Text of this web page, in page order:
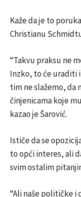
Kaže da je to
Christianu
“Takvu praksu ne
Inzko, to će uraditi
tim ne slažemo, da
činjenicama koje
kazao je Šarović.
Ističe da se
to opći interes, ali
svim ostalim
“Ali naše političke i